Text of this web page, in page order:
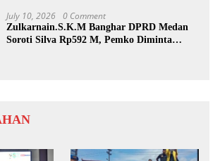
July 10, 2026 0 Comment
Zulkarnain.S.K.M Banghar DPRD Medan
Soroti Silva Rp592 M, Pemko Diminta